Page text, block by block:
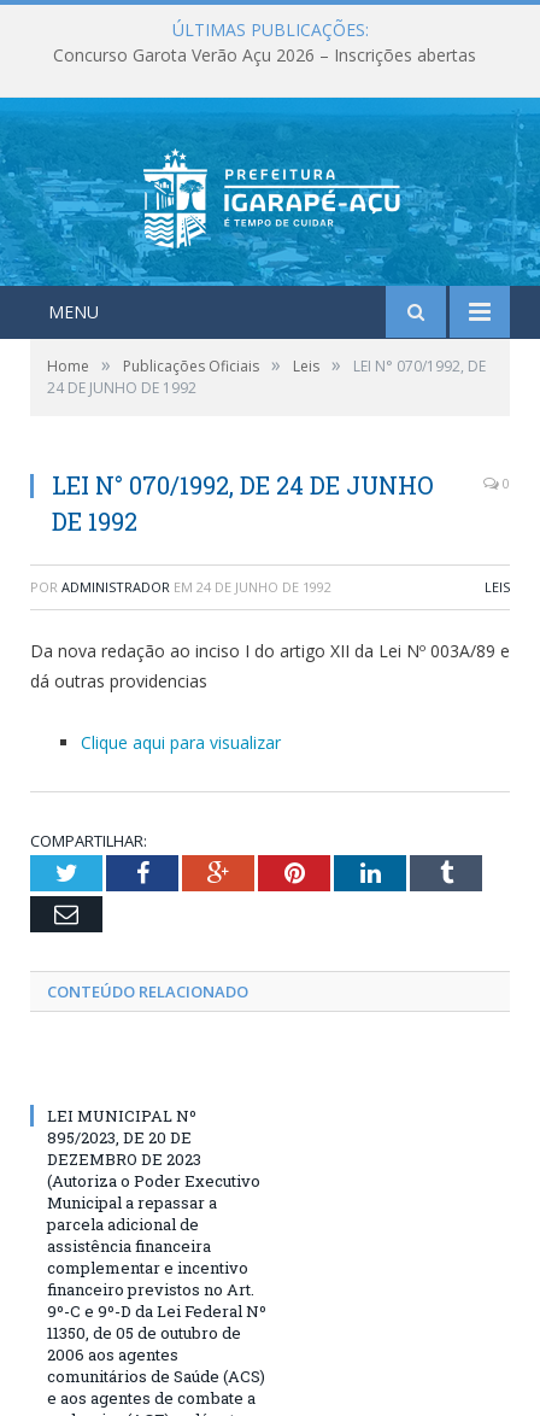
ÚLTIMAS PUBLICAÇÕES:
Concurso Garota Verão Açu 2026 – Inscrições abertas
MENU
Home » Publicações Oficiais » Leis »
LEI N° 070/1992, DE
24 DE JUNHO DE 1992
LEI N° 070/1992, DE 24 DE JUNHO
DE 1992
0
POR ADMINISTRADOR EM 24 DE JUNHO DE 1992 LEIS
Da nova redação ao inciso I do artigo XII da Lei Nº 003A/89 e
dá outras providencias
Clique aqui para visualizar
COMPARTILHAR:
TwitterFacebookGoogle+PinterestLinkedInTumblr
Email
CONTEÚDO RELACIONADO
LEI MUNICIPAL Nº
895/2023, DE 20 DE
DEZEMBRO DE 2023
(Autoriza o Poder Executivo
Municipal a repassar a
parcela adicional de
assistência financeira
complementar e incentivo
financeiro previstos no Art.
9º-C e 9º-D da Lei Federal Nº
11350, de 05 de outubro de
2006 aos agentes
comunitários de Saúde (ACS)
e aos agentes de combate a